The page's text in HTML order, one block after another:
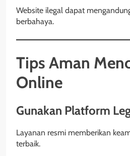
Website ilegal dapat
berbahaya.
Tips Aman
Online
Gunakan Platform
Layanan resmi memberikan
terbaik.